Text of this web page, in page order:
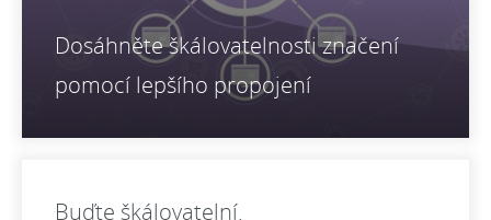
Dosáhněte škálovatelnosti značení
pomocí lepšího propojení
Buďte škálovatelní.